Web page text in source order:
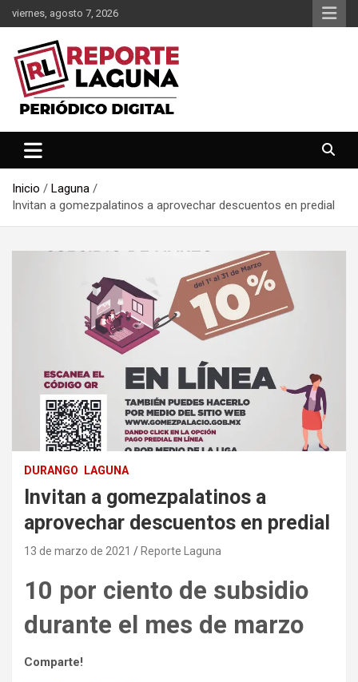
Saltar
al
contenido
viernes, agosto 7, 2026
Reporte Laguna
Inicio
Laguna
Invitan a gomezpalatinos a aprovechar descuentos en predial
DURANGO LAGUNA
Invitan a gomezpalatinos a
aprovechar descuentos en predial
13 de marzo de 2021 Reporte Laguna
10 por ciento de subsidio
durante el mes de marzo
Comparte!